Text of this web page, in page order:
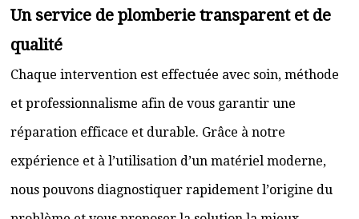
Un service de plomberie transparent et de
qualité
Chaque intervention est effectuée avec soin, méthode
et professionnalisme afin de vous garantir une
réparation efficace et durable. Grâce à notre
expérience et à l’utilisation d’un matériel moderne,
nous pouvons diagnostiquer rapidement l’origine du